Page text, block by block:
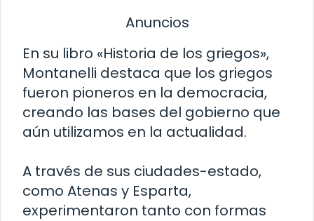
Anuncios
En su libro «Historia de los griegos»,
Montanelli destaca que los griegos
fueron pioneros en la democracia,
creando las bases del gobierno que
aún utilizamos en la actualidad.
A través de sus ciudades-estado,
como Atenas y Esparta,
experimentaron tanto con formas